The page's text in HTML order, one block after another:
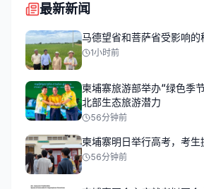
最新新闻
马德望省和菩萨省受影响
1小时前
柬埔寨旅游部举办“绿色季
北部生态旅游潜力
56分钟前
柬埔寨明日举行高考，考
56分钟前